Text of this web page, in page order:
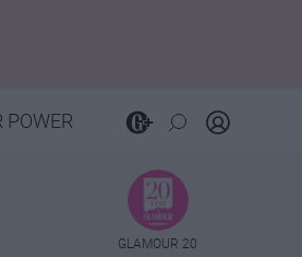
POWER
GLAMOUR 20